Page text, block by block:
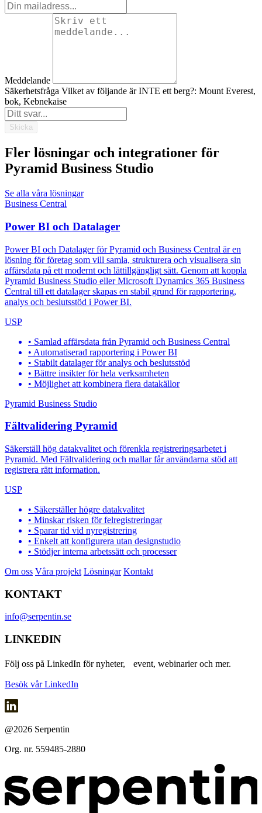
Meddelande
Säkerhetsfråga Vilket av följande är INTE ett berg?: Mount Everest,
bok, Kebnekaise
Skicka
Fler lösningar och integrationer för
Pyramid Business Studio
Se alla våra lösningar
Business Central
Power BI och Datalager
Power BI och Datalager för Pyramid och Business Central är en
lösning för företag som vill samla, strukturera och visualisera sin
affärsdata på ett modernt och lättillgängligt sätt. Genom att koppla
Pyramid Business Studio eller Microsoft Dynamics 365 Business
Central till ett datalager skapas en stabil grund för rapportering,
analys och beslutsstöd i Power BI.
USP
• Samlad affärsdata från Pyramid och Business Central
• Automatiserad rapportering i Power BI
• Stabilt datalager för analys och beslutsstöd
• Bättre insikter för hela verksamheten
• Möjlighet att kombinera flera datakällor
Pyramid Business Studio
Fältvalidering Pyramid
Säkerställ hög datakvalitet och förenkla registreringsarbetet i
Pyramid. Med Fältvalidering och mallar får användarna stöd att
registrera rätt information.
USP
• Säkerställer högre datakvalitet
• Minskar risken för felregistreringar
• Sparar tid vid nyregistrering
• Enkelt att konfigurera utan designstudio
• Stödjer interna arbetssätt och processer
Om oss Våra projekt Lösningar Kontakt
KONTAKT
info@serpentin.se
LINKEDIN
Följ oss på LinkedIn för nyheter, event, webinarier och mer.
Besök vår LinkedIn
@2026 Serpentin
Org. nr. 559485-2880